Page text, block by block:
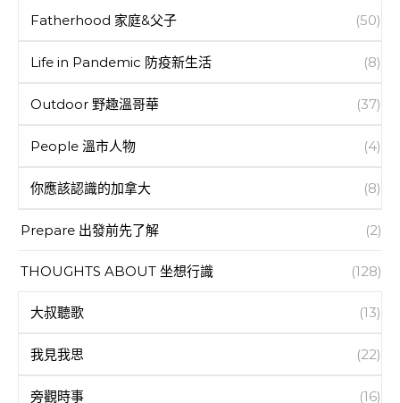
Fatherhood 家庭&父子 (50)
Life in Pandemic 防疫新生活 (8)
Outdoor 野趣溫哥華 (37)
People 溫市人物 (4)
你應該認識的加拿大 (8)
Prepare 出發前先了解 (2)
THOUGHTS ABOUT 坐想行識 (128)
大叔聽歌 (13)
我見我思 (22)
旁觀時事 (16)